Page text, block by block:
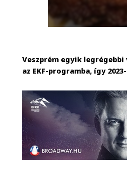
Veszprém egyik
az EKF-programba, így